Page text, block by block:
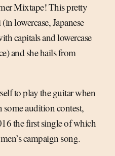
Mixtape! This pretty
lowercase, Japanese
capitals and lowercase
and she hails from
to play the guitar when
audition contest,
the first single of which
campaign song.